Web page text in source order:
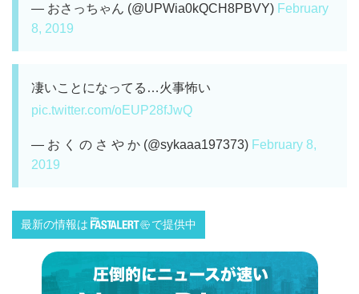
— おさっちゃん (@UPWia0kQCH8PBVY) February
8, 2019
凄いことになってる…火事怖い
pic.twitter.com/oEUP28fJwQ
— お く の さ や か (@sykaaa197373) February 8,
2019
最新の情報は で提供中